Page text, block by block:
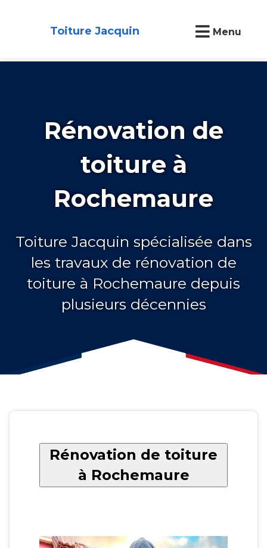
Toiture Jacquin Menu
Rénovation de
toiture à
Rochemaure
Toiture Jacquin spécialisée dans
les travaux de rénovation de
toiture à Rochemaure depuis
plusieurs décennies
Rénovation de toiture
à Rochemaure